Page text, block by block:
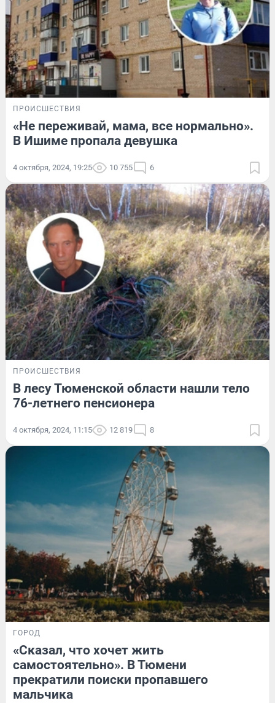
ПРОИСШЕСТВИЯ
«Не переживай, мама, все нормально».
В Ишиме пропала девушка
4 октября, 2024, 19:25 10 755 6
ПРОИСШЕСТВИЯ
В лесу Тюменской области нашли тело
76-летнего пенсионера
4 октября, 2024, 11:15 12 819 8
ГОРОД
«Сказал, что хочет жить
самостоятельно». В Тюмени
прекратили поиски пропавшего
мальчика